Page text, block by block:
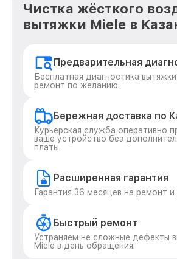
Чистка жёсткого
вытяжки Miele в
Предварительная
Бесплатная диагностика
ремонт по желанию.
Бережная доставка по
Курьерская служба оперативно
ваше устройство без
платы.
Расширенная гарантия
Гарантия 36 месяцев на ремонт и
Быстрый ремонт
Устраняем не сложные дефекты
Miele в день обращения.